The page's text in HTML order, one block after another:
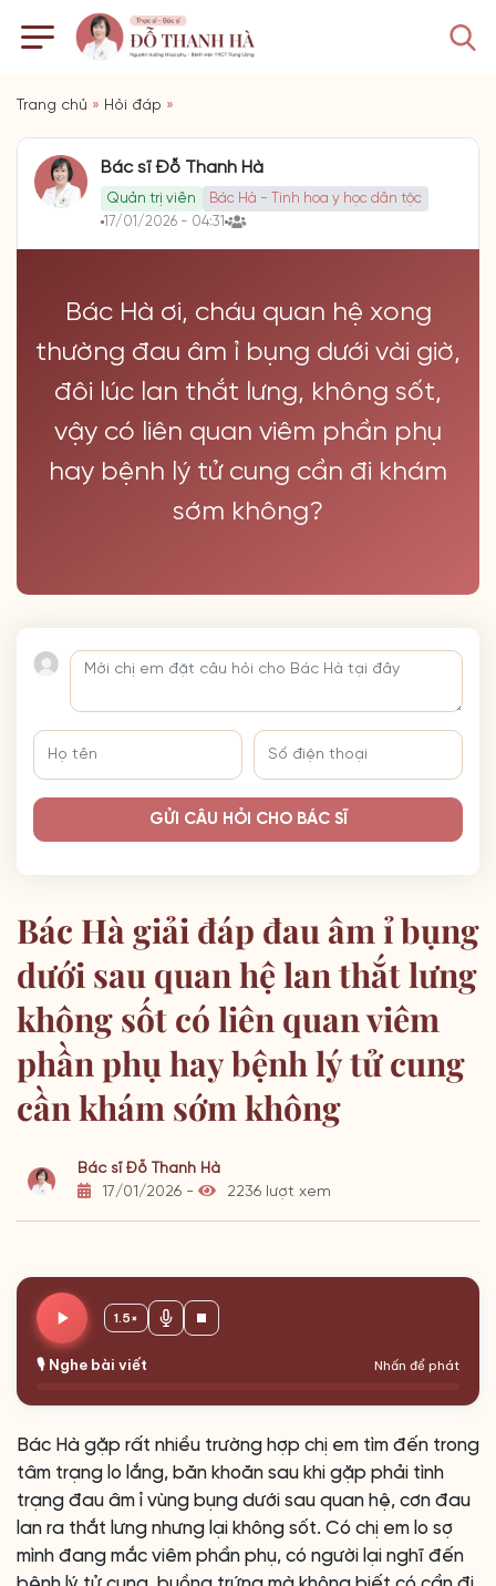
Trang chủ » Hỏi đáp »
Bác sĩ Đỗ Thanh Hà
Quản trị viên
Bác Hà - Tinh hoa y học dân tộc
17/01/2026 - 04:31
Bác Hà ơi, cháu quan hệ xong
thường đau âm ỉ bụng dưới vài giờ,
đôi lúc lan thắt lưng, không sốt,
vậy có liên quan viêm phần phụ
hay bệnh lý tử cung cần đi khám
sớm không?
GỬI CÂU HỎI CHO BÁC SĨ
Bác Hà giải đáp đau âm ỉ bụng
dưới sau quan hệ lan thắt lưng
không sốt có liên quan viêm
phần phụ hay bệnh lý tử cung
cần khám sớm không
Bác sĩ Đỗ Thanh Hà
17/01/2026 -
2236 lượt xem
🎙️ Nghe bài viết Nhấn để phát
1.5×
Bác Hà gặp rất nhiều trường hợp chị em tìm đến trong
tâm trạng lo lắng, băn khoăn sau khi gặp phải tình
trạng đau âm ỉ vùng bụng dưới sau quan hệ, cơn đau
lan ra thắt lưng nhưng lại không sốt. Có chị em lo sợ
mình đang mắc viêm phần phụ, có người lại nghĩ đến